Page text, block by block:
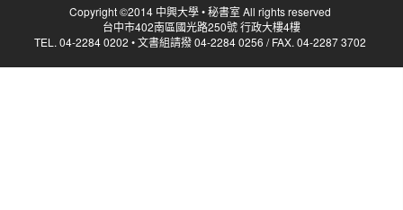
Copyright ©2014 中興大學 • 秘書室 All rights reserved
台中市402南區國光路250號 行政大樓4樓
TEL. 04-2284 0202 • 文書組請撥 04-2284 0256 / FAX. 04-2287 3702